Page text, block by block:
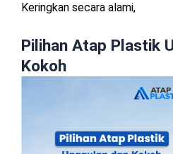
Keringkan secara alami,
Pilihan Atap Plastik
Kokoh